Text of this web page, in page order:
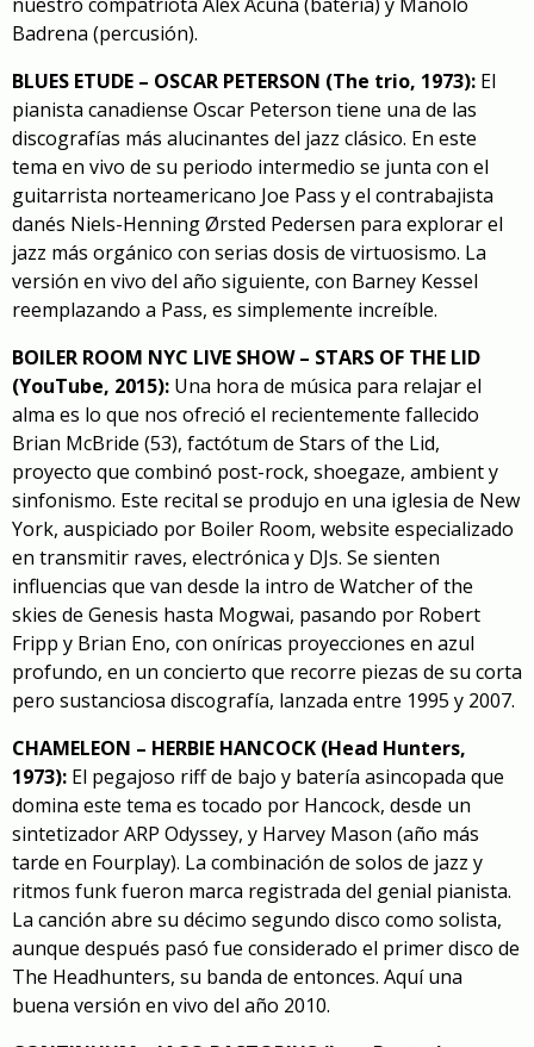
Badrena (percusión).
BLUES ETUDE – OSCAR PETERSON (The trio, 1973): El
pianista canadiense Oscar Peterson tiene una de las
discografías más alucinantes del jazz clásico. En este
tema en vivo de su periodo intermedio se junta con el
guitarrista norteamericano Joe Pass y el contrabajista
danés Niels-Henning Ørsted Pedersen para explorar el
jazz más orgánico con serias dosis de virtuosismo. La
versión en vivo del año siguiente, con Barney Kessel
reemplazando a Pass, es simplemente increíble.
BOILER ROOM NYC LIVE SHOW – STARS OF THE LID
(YouTube, 2015): Una hora de música para relajar el
alma es lo que nos ofreció el recientemente fallecido
Brian McBride (53), factótum de Stars of the Lid,
proyecto que combinó post-rock, shoegaze, ambient y
sinfonismo. Este recital se produjo en una iglesia de New
York, auspiciado por Boiler Room, website especializado
en transmitir raves, electrónica y DJs. Se sienten
influencias que van desde la intro de Watcher of the
skies de Genesis hasta Mogwai, pasando por Robert
Fripp y Brian Eno, con oníricas proyecciones en azul
profundo, en un concierto que recorre piezas de su corta
pero sustanciosa discografía, lanzada entre 1995 y 2007.
CHAMELEON – HERBIE HANCOCK (Head Hunters,
1973): El pegajoso riff de bajo y batería asincopada que
domina este tema es tocado por Hancock, desde un
sintetizador ARP Odyssey, y Harvey Mason (año más
tarde en Fourplay). La combinación de solos de jazz y
ritmos funk fueron marca registrada del genial pianista.
La canción abre su décimo segundo disco como solista,
aunque después pasó fue considerado el primer disco de
The Headhunters, su banda de entonces. Aquí una
buena versión en vivo del año 2010.